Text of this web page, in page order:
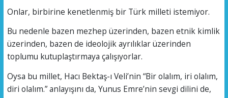
Onlar, birbirine kenetlenmiş bir Türk milleti istemiyor.
Bu nedenle bazen mezhep üzerinden, bazen etnik kimlik
üzerinden, bazen de ideolojik ayrılıklar üzerinden
toplumu kutuplaştırmaya çalışıyorlar.
Oysa bu millet, Hacı Bektaş-ı Veli’nin “Bir olalım, iri olalım,
diri olalım.” anlayışını da, Yunus Emre’nin sevgi dilini de,